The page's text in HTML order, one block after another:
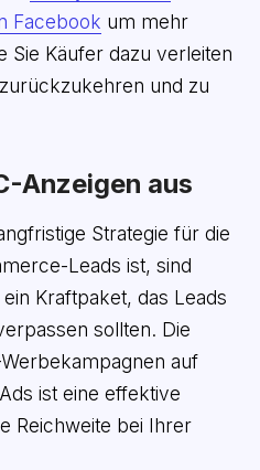
Facebook um mehr
Sie Käufer dazu verleiten
und zu
Anzeigen aus
Strategie für die
Leads ist, sind
Kraftpaket, das Leads
sollten. Die
auf
ist eine effektive
Reichweite bei Ihrer